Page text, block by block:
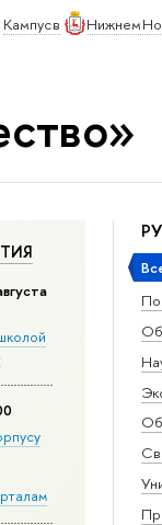
Кампус в Нижнем